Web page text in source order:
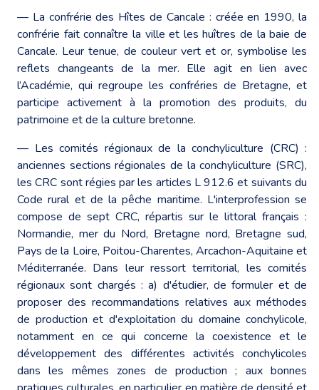
— La confrérie des Hîtes de Cancale : créée en 1990, la
confrérie fait connaître la ville et les huîtres de la baie de
Cancale. Leur tenue, de couleur vert et or, symbolise les
reflets changeants de la mer. Elle agit en lien avec
l’Académie, qui regroupe les confréries de Bretagne, et
participe activement à la promotion des produits, du
patrimoine et de la culture bretonne.
— Les comités régionaux de la conchyliculture (CRC) :
anciennes sections régionales de la conchyliculture (SRC),
les CRC sont régies par les articles L 912.6 et suivants du
Code rural et de la pêche maritime. L'interprofession se
compose de sept CRC, répartis sur le littoral français :
Normandie, mer du Nord, Bretagne nord, Bretagne sud,
Pays de la Loire, Poitou-Charentes, Arcachon-Aquitaine et
Méditerranée. Dans leur ressort territorial, les comités
régionaux sont chargés : a) d'étudier, de formuler et de
proposer des recommandations relatives aux méthodes
de production et d'exploitation du domaine conchylicole,
notamment en ce qui concerne la coexistence et le
développement des différentes activités conchylicoles
dans les mêmes zones de production ; aux bonnes